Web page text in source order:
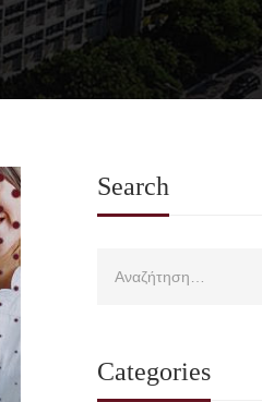
Search
Categories